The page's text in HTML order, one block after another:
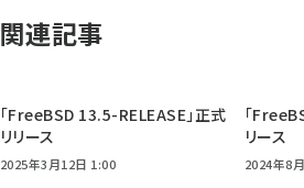
関連記事
「FreeBSD 13.5-RELEASE」正式
リリース
2025年3月12日 1:00
「
リース
2024年8